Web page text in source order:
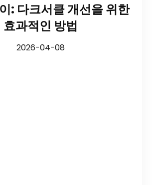
: 다크서클 개선을 위한
효과적인 방법
2026-04-08